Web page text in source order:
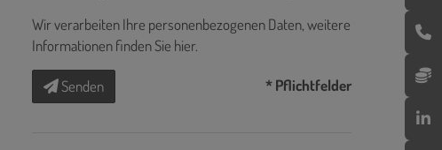
Wir verarbeiten Ihre personenbezogenen Daten, weitere
Informationen finden Sie hier.
Senden * Pflichtfelder